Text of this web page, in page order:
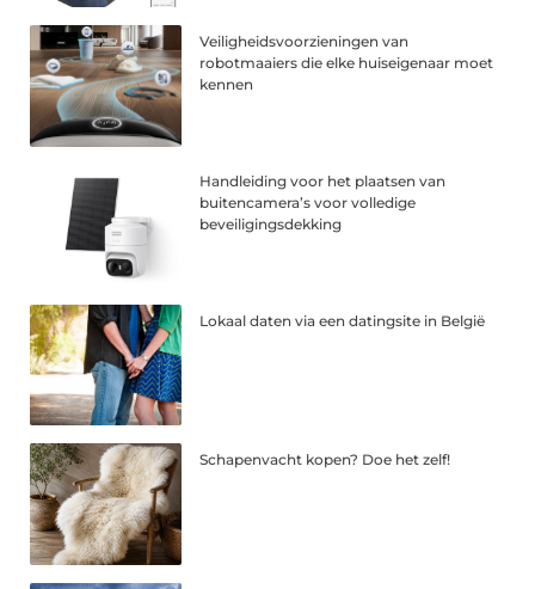
Veiligheidsvoorzieningen van
robotmaaiers die elke huiseigenaar moet
kennen
Handleiding voor het plaatsen van
buitencamera’s voor volledige
beveiligingsdekking
Lokaal daten via een datingsite in België
Schapenvacht kopen? Doe het zelf!